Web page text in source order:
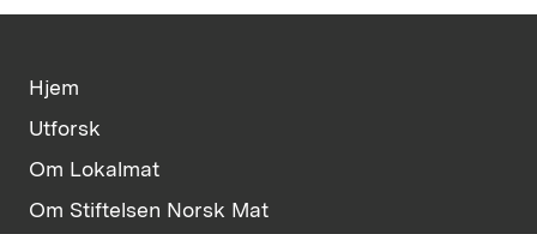
Hjem
Utforsk
Om Lokalmat
Om Stiftelsen Norsk Mat